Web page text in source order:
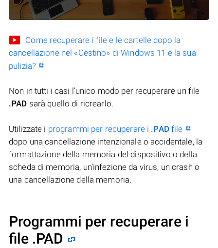
Come recuperare i file e le cartelle dopo la
cancellazione nel «Cestino» di Windows 11 e la sua
pulizia?
Non in tutti i casi l’unico modo per recuperare un file
.PAD sarà quello di ricrearlo.
Utilizzate i programmi per recuperare i .PADfile
dopo una cancellazione intenzionale o accidentale, la
formattazione della memoria del dispositivo o della
scheda di memoria, un’infezione da virus, un crash o
una cancellazione della memoria.
Programmi per recuperare i
file .PAD